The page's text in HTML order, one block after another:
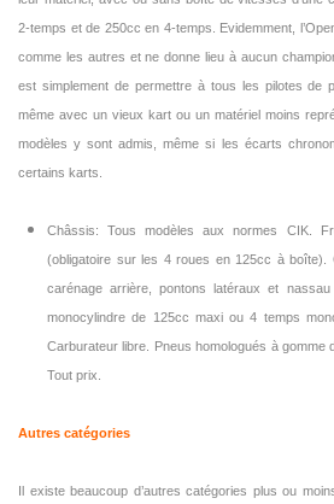
2-temps et de 250cc en 4-temps. Evidemment,
comme les autres et ne donne lieu à aucun
est simplement de permettre à tous les pilotes de
même avec un vieux kart ou un matériel moins
modèles y sont admis, même si les écarts
certains karts.
Châssis: Tous modèles aux normes CIK.
(obligatoire sur les 4 roues en 125cc à boîte).
carénage arrière, pontons latéraux et
monocylindre de 125cc maxi ou 4 temps
Carburateur libre. Pneus homologués à gomme
Tout prix.
Autres catégories
Il existe beaucoup d’autres catégories plus ou